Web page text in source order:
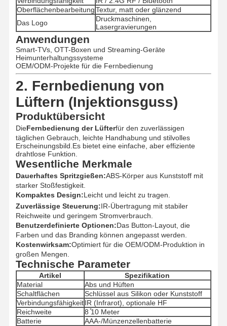
Schimmel für Haushaltsgeräte
Medizinisches Spritzen
Hausspritzgussform
Kundenspezifische Spritzgussform
Produkte aus Spritzguss
Druckgussform
OberflächenbearbeitungTextur, matt oder glänzend
Das Logo
Druckmaschinen,
Lasergravierungen
Anwendungen
Smart-TVs, OTT-Boxen und Streaming-Geräte
Heimunterhaltungssysteme
OEM/ODM-Projekte für die Fernbedienung
2. Fernbedienung von
Lüftern (Injektionsguss)
Produktübersicht
DieFernbedienung der Lüfterfür den zuverlässigen
täglichen Gebrauch, leichte Handhabung und stilvolles
Erscheinungsbild.Es bietet eine einfache, aber effiziente
drahtlose Funktion.
Wesentliche Merkmale
Dauerhaftes Spritzgießen:ABS-Körper aus Kunststoff mit
starker Stoßfestigkeit.
Kompaktes Design:Leicht und leicht zu tragen.
Zuverlässige Steuerung:IR-Übertragung mit stabiler
Reichweite und geringem Stromverbrauch.
Benutzerdefinierte Optionen:Das Button-Layout, die
Farben und das Branding können angepasst werden.
Kostenwirksam:Optimiert für die OEM/ODM-Produktion in
großen Mengen.
Technische Parameter
Artikel
Spezifikation
Material
Abs und Hüften
Schaltflächen
Schlüssel aus Silikon oder Kunststoff
VerbindungsfähigkeitIR (Infrarot), optionale HF
Reichweite
8 ̊10 Meter
Batterie
AAA-/Münzenzellenbatterie